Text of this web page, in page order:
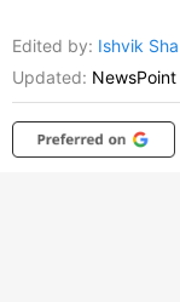
Edited by: Ishvik
Updated: NewsPoint